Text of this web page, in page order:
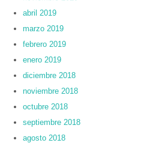
abril 2019
marzo 2019
febrero 2019
enero 2019
diciembre 2018
noviembre 2018
octubre 2018
septiembre 2018
agosto 2018